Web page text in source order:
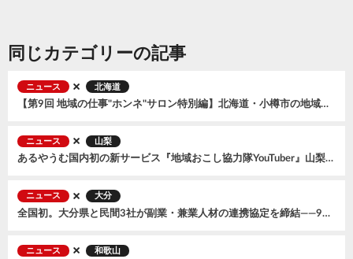
同じカテゴリーの記事
ニュース 北海道
【第9回 地域の仕事"ホンネ"サロン特別編】北海道・小樽市の地域おこし協力隊募集説明会〜まちの未来をつくる３つのミッション〜 を開催、全国から57名が参加
ニュース 山梨
あるやうむ国内初の新サービス『地域おこし協力隊YouTuber』山梨県笛吹市で開始。2026年7月に『森風美』が着任
ニュース 大分
全国初。大分県と民間3社が副業・兼業人材の連携協定を締結——9月からオンラインマッチング交流会もスタート
ニュース 和歌山